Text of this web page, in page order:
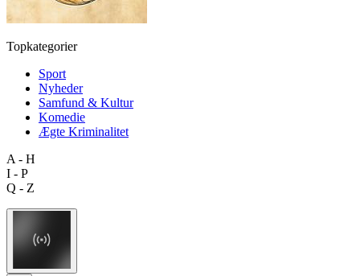
Topkategorier
Sport
Nyheder
Samfund & Kultur
Komedie
Ægte Kriminalitet
A - H
I - P
Q - Z